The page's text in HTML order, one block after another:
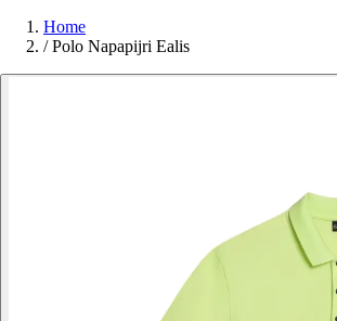
Home
/ Polo Napapijri Ealis